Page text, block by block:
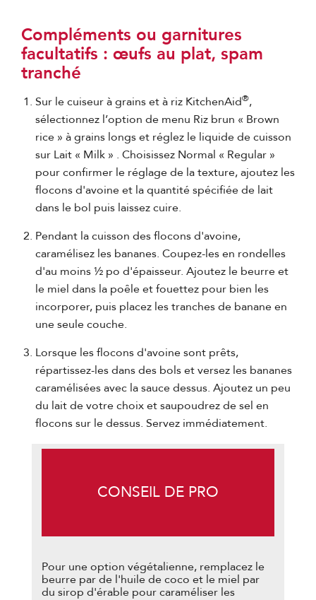
Compléments ou garnitures
facultatifs : œufs au plat, spam
tranché
Sur le cuiseur à grains et à riz KitchenAid®,
sélectionnez l’option de menu Riz brun « Brown
rice » à grains longs et réglez le liquide de cuisson
sur Lait « Milk » . Choisissez Normal « Regular »
pour confirmer le réglage de la texture, ajoutez les
flocons d'avoine et la quantité spécifiée de lait
dans le bol puis laissez cuire.
Pendant la cuisson des flocons d'avoine,
caramélisez les bananes. Coupez-les en rondelles
d'au moins ½ po d'épaisseur. Ajoutez le beurre et
le miel dans la poêle et fouettez pour bien les
incorporer, puis placez les tranches de banane en
une seule couche.
Lorsque les flocons d'avoine sont prêts,
répartissez-les dans des bols et versez les bananes
caramélisées avec la sauce dessus. Ajoutez un peu
du lait de votre choix et saupoudrez de sel en
flocons sur le dessus. Servez immédiatement.
CONSEIL DE PRO
Pour une option végétalienne, remplacez le
beurre par de l'huile de coco et le miel par
du sirop d'érable pour caraméliser les